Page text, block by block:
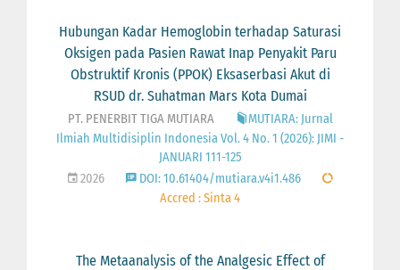
Hubungan Kadar Hemoglobin terhadap Saturasi
Oksigen pada Pasien Rawat Inap Penyakit Paru
Obstruktif Kronis (PPOK) Eksaserbasi Akut di
RSUD dr. Suhatman Mars Kota Dumai
PT. PENERBIT TIGA MUTIARA
MUTIARA: Jurnal
Ilmiah Multidisiplin Indonesia Vol. 4 No. 1 (2026): JIMI -
JANUARI 111-125
2026
DOI: 10.61404/mutiara.v4i1.486
Accred : Sinta 4
The Metaanalysis of the Analgesic Effect of